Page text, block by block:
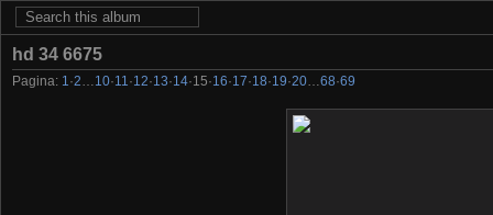
hd 34 6675
Pagina: 1 ·2 10·11 ·12·13·14·15·16·17·18·19·20 68·69